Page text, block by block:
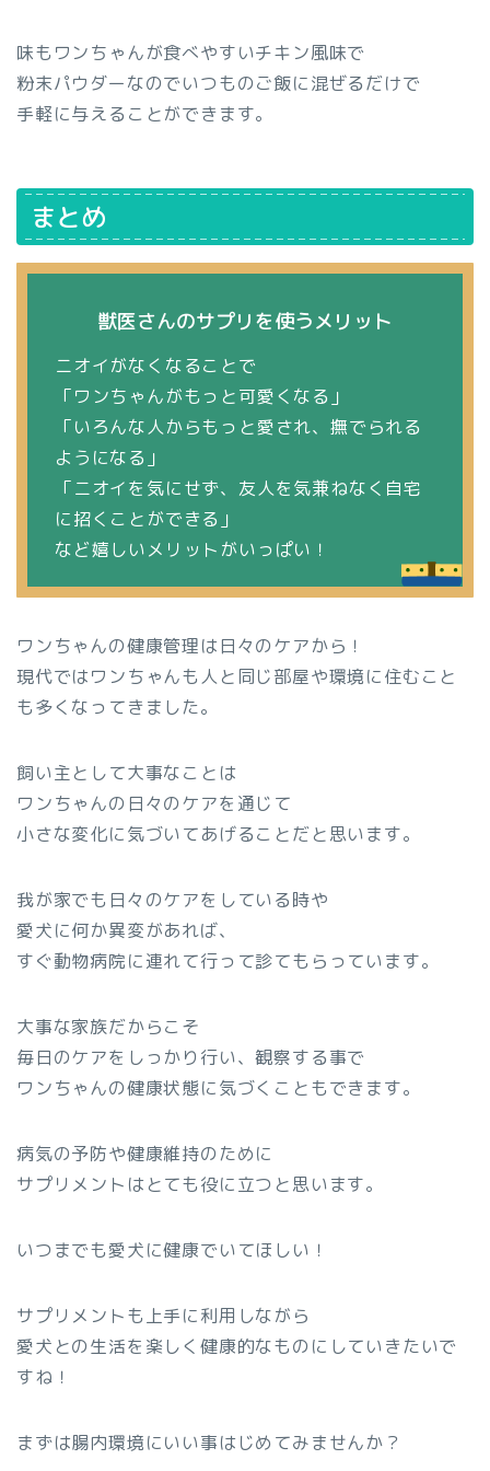
味もワンちゃんが食べやすいチキン風味で
粉末パウダーなのでいつものご飯に混ぜるだけで
手軽に与えることができます。
まとめ
獣医さんのサプリを使うメリット
ニオイがなくなることで
「ワンちゃんがもっと可愛くなる」
「いろんな人からもっと愛され、撫でられる
ようになる」
「ニオイを気にせず、友人を気兼ねなく自宅
に招くことができる」
など嬉しいメリットがいっぱい！
ワンちゃんの健康管理は日々のケアから！
現代ではワンちゃんも人と同じ部屋や環境に住むこと
も多くなってきました。
飼い主として大事なことは
ワンちゃんの日々のケアを通じて
小さな変化に気づいてあげることだと思います。
我が家でも日々のケアをしている時や
愛犬に何か異変があれば、
すぐ動物病院に連れて行って診てもらっています。
大事な家族だからこそ
毎日のケアをしっかり行い、観察する事で
ワンちゃんの健康状態に気づくこともできます。
病気の予防や健康維持のために
サプリメントはとても役に立つと思います。
いつまでも愛犬に健康でいてほしい！
サプリメントも上手に利用しながら
愛犬との生活を楽しく健康的なものにしていきたいで
すね！
まずは腸内環境にいい事はじめてみませんか？